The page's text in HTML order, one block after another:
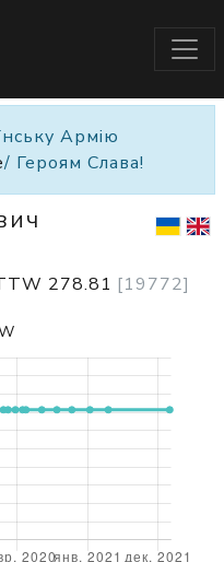
Армію
/ Героям Слава!
278.81 [19772]